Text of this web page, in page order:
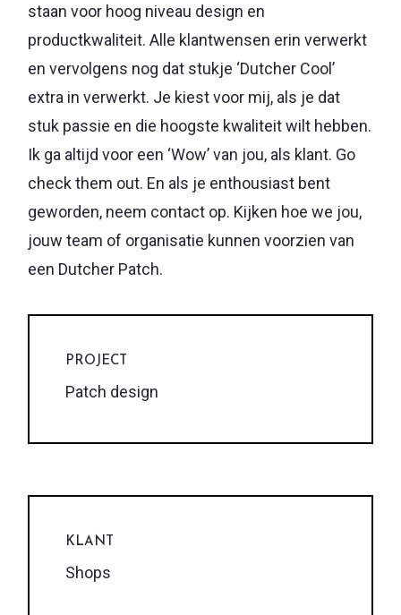
staan voor hoog niveau design en
productkwaliteit. Alle klantwensen erin verwerkt
en vervolgens nog dat stukje ‘Dutcher Cool’
extra in verwerkt. Je kiest voor mij, als je dat
stuk passie en die hoogste kwaliteit wilt hebben.
Ik ga altijd voor een ‘Wow’ van jou, als klant. Go
check them out. En als je enthousiast bent
geworden, neem contact op. Kijken hoe we jou,
jouw team of organisatie kunnen voorzien van
een Dutcher Patch.
PROJECT
Patch design
KLANT
Shops